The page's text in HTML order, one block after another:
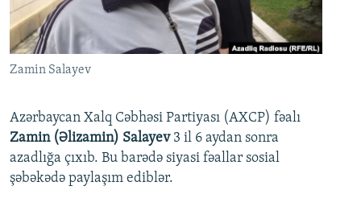
Zamin Salayev
Azərbaycan Xalq Cəbhəsi Partiyası (AXCP) fəalı
Zamin (Əlizamin) Salayev 3 il 6 aydan sonra
azadlığa çıxıb. Bu barədə siyasi fəallar sosial
şəbəkədə paylaşım ediblər.